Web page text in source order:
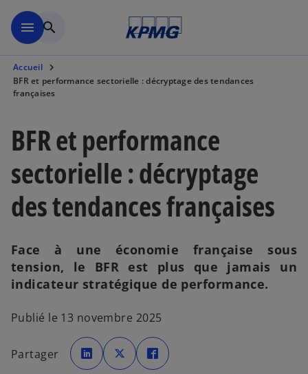
menu search
Accueil
BFR et performance sectorielle : décryptage des tendances
françaises
BFR et performance
sectorielle : décryptage
des tendances françaises
Face à une économie française sous
tension, le BFR est plus que jamais un
indicateur stratégique de performance.
Publié le 13 novembre 2025
Partager ’
o
u
’
o
u
’
o